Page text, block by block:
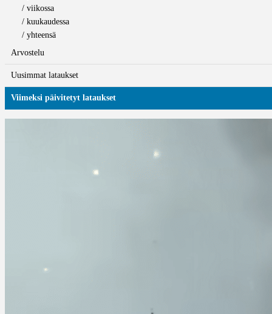
/ viikossa
/ kuukaudessa
/ yhteensä
Arvostelu
Uusimmat lataukset
Viimeksi päivitetyt lataukset